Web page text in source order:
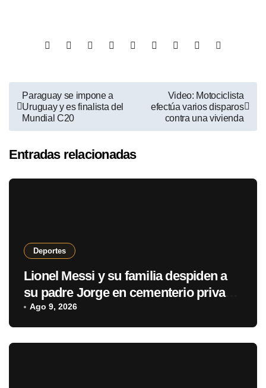
Paraguay se impone a
Uruguay y es finalista del
Mundial C20
Video: Motociclista
efectúa varios disparos
contra una vivienda
Entradas relacionadas
Deportes
Lionel Messi y su familia despiden a
su padre Jorge en cementerio privado
de Rosario
Ago 9, 2026